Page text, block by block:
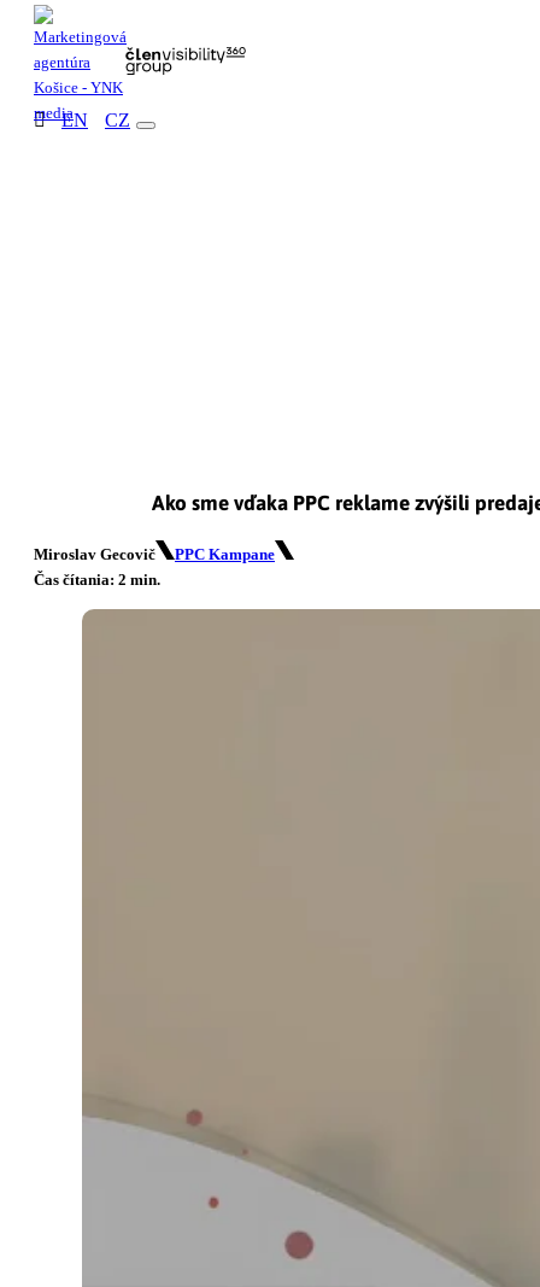
EN CZ
Ako sme vďaka PPC reklame zvýšili
Miroslav Gecovič
PPC Kampane
Čas čítania: 2 min.